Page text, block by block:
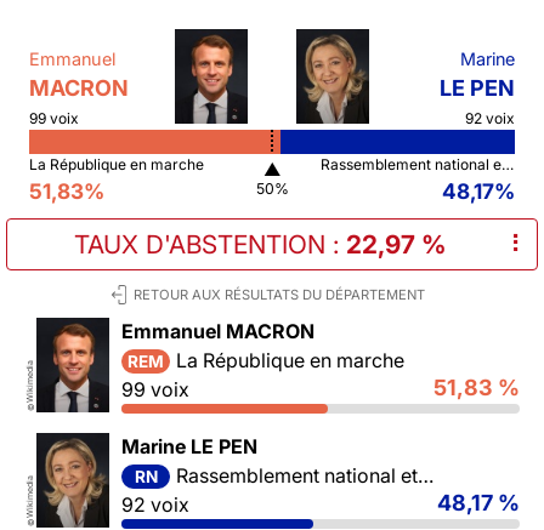
Emmanuel
MACRON
99 voix
Marine
LE PEN
92 voix
La République en marche
51,83%
▲
50%
Rassemblement national et ses alliés
48,17%
TAUX D'ABSTENTION : 22,97 % ⠇
RETOUR AUX RÉSULTATS DU DÉPARTEMENT
©
Wikimedia
Emmanuel MACRON
REM
La République en marche
99 voix
51,83 %
©
Wikimedia
Marine LE PEN
RN
Rassemblement national et ses alliés
92 voix
48,17 %